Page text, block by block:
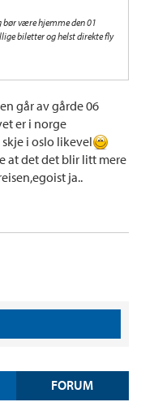
bør være hjemme den 01
biletter og helst direkte fly
går av gårde 06
er i norge
i oslo likevel
at det det blir litt mere
ja..
FORUM